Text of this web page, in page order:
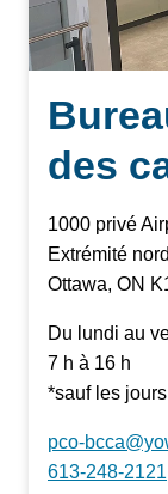
des
1000 privé
Extrémité
Ottawa, ON
Du lundi au
7 h à 16 h
*sauf les
pco-
613-248-2121